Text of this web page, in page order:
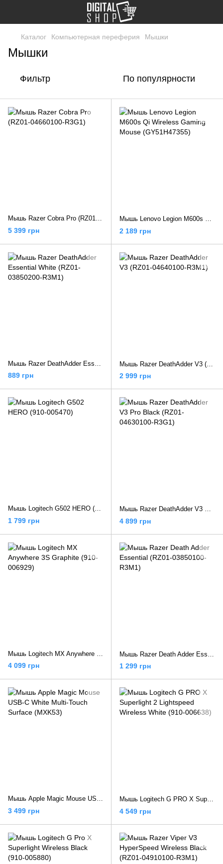
Каталог Компьютерная переферия Мышки
Мышки
Фильтр По популярности
Мышь Razer Cobra Pro (RZ01-04660100-R3G1)
5 399 грн
Мышь Lenovo Legion M600s Qi Wireless Gaming Mouse (GY51H47355)
2 189 грн
889 грн 2 999 грн
Мышь Logitech G502 HERO (910-005470)
1 799 грн
Мышь Razer DeathAdder V3 Pro Black (RZ01-04630100-R3G1)
4 899 грн
4 099 грн 1 299 грн
Мышь Apple Magic Mouse USB-C White Multi-Touch Surface (MXK53)
3 499 грн
Мышь Logitech G PRO X Superlight 2 Lightspeed Wireless White (910-006638)
4 549 грн